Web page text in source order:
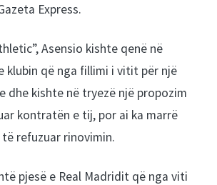
Express.
Asensio kishte qenë në
klubin që nga fillimi i vitit për një
dhe kishte në tryezë një propozim
kontratën e tij, por ai ka marrë
refuzuar rinovimin.
pjesë e Real Madridit që nga viti